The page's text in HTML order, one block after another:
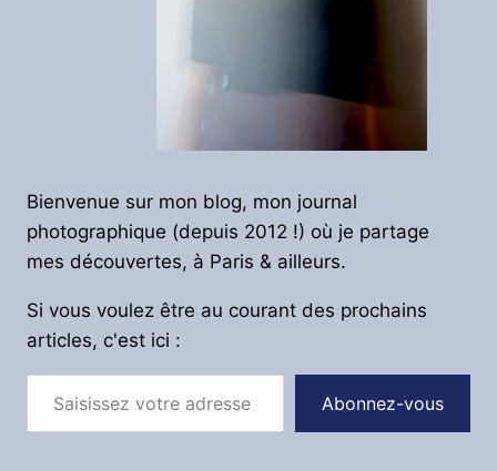
Bienvenue sur mon blog, mon journal
photographique (depuis 2012 !) où je partage
mes découvertes, à Paris & ailleurs.
Si vous voulez être au courant des prochains
articles, c'est ici :
Saisissez votre adresse e-mail…
Abonnez-vous